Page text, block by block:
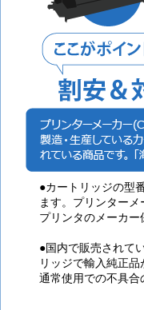
●カートリッジの型
ます。プリンターメ
プリンタのメーカー
●国内で販売されて
リッジで輸入純正品
通常使用での不具合